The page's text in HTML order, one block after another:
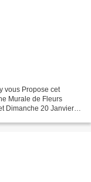
vous Propose cet
Murale de Fleurs
Dimanche 20 Janvier